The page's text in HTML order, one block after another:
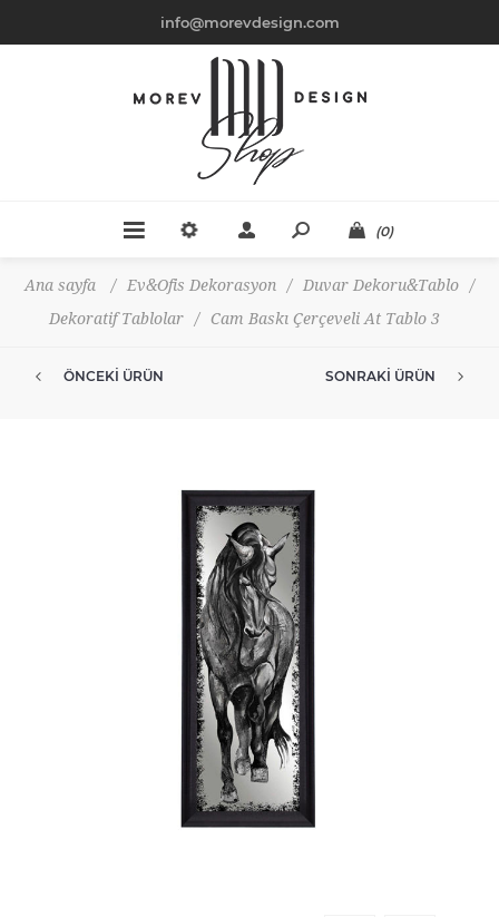
info@morevdesign.com
(0)
Ana sayfa / Ev&Ofis Dekorasyon / Duvar Dekoru&Tablo
/
Dekoratif Tablolar
/ Cam Baskı Çerçeveli At Tablo 3
ÖNCEKI ÜRÜN SONRAKI ÜRÜN